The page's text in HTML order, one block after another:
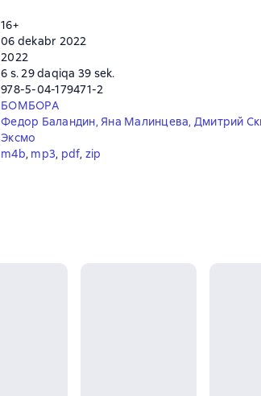
16+
06 dekabr 2022
2022
6 s. 29 daqiqa 39 sek.
978-5-04-179471-2
БОМБОРА
Федор Баландин, Яна Малинцева, Дмитрий
Эксмо
m4b, mp3, pdf, zip